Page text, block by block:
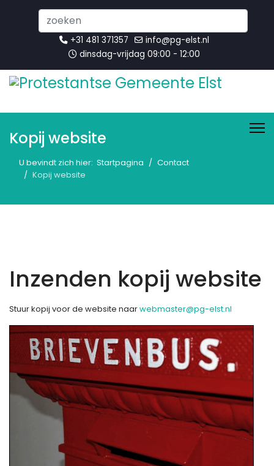
...
+31 481 371357
info@pg-elst.nl
dinsdag-vrijdag 09:00 - 12:00
Kopij website
U bevindt zich hier: Startpagina
Contact
Kopij website
Inzenden kopij website
Stuur kopij voor de website naarwebmaster@pg-elst.nl